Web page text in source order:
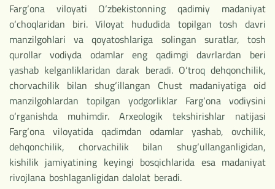
Farg‘ona viloyati O‘zbekistonning qadimiy madaniyat
o‘choqlaridan biri. Viloyat hududida topilgan tosh davri
manzilgohlari va qoyatoshlariga solingan suratlar, tosh
qurollar vodiyda odamlar eng qadimgi davrlardan beri
yashab kelganliklaridan darak beradi. O‘troq dehqonchilik,
chorvachilik bilan shug‘illangan Chust madaniyatiga oid
manzilgohlardan topilgan yodgorliklar Farg‘ona vodiysini
o‘rganishda muhimdir. Arxeologik tekshirishlar natijasi
Farg‘ona viloyatida qadimdan odamlar yashab, ovchilik,
dehqonchilik, chorvachilik bilan shug‘ullanganligidan,
kishilik jamiyatining keyingi bosqichlarida esa madaniyat
rivojlana boshlaganligidan dalolat beradi.